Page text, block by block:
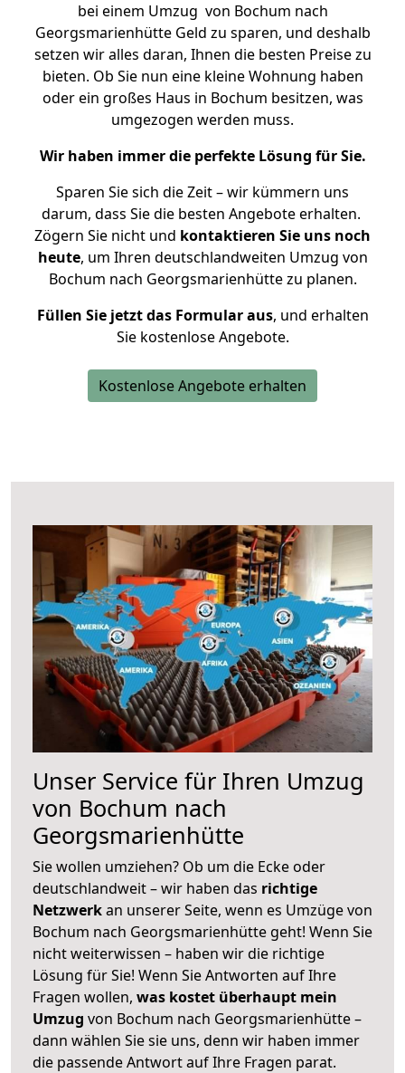
bei einem Umzug von Bochum nach
Georgsmarienhütte Geld zu sparen, und deshalb
setzen wir alles daran, Ihnen die besten Preise zu
bieten. Ob Sie nun eine kleine Wohnung haben
oder ein großes Haus in Bochum besitzen, was
umgezogen werden muss.
Wir haben immer die perfekte Lösung für Sie.
Sparen Sie sich die Zeit – wir kümmern uns
darum, dass Sie die besten Angebote erhalten.
Zögern Sie nicht und kontaktieren Sie uns noch
heute, um Ihren deutschlandweiten Umzug von
Bochum nach Georgsmarienhütte zu planen.
Füllen Sie jetzt das Formular aus, und erhalten
Sie kostenlose Angebote.
Kostenlose Angebote erhalten
Unser Service für Ihren Umzug
von Bochum nach
Georgsmarienhütte
Sie wollen umziehen? Ob um die Ecke oder
deutschlandweit – wir haben das richtige
Netzwerkan unserer Seite, wenn es Umzüge von
Bochum nach Georgsmarienhütte geht! Wenn Sie
nicht weiterwissen – haben wir die richtige
Lösung für Sie! Wenn Sie Antworten auf Ihre
Fragen wollen, was kostet überhaupt mein
Umzug von Bochum nach Georgsmarienhütte –
dann wählen Sie sie uns, denn wir haben immer
die passende Antwort auf Ihre Fragen parat.